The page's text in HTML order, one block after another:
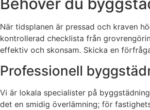
Behöver du
När tidsplanen är pressad och kraven
kontrollerad checklista från
effektiv och skonsam. Skicka en
Professionell
Vi är lokala specialister på
det en smidig överlämning; för